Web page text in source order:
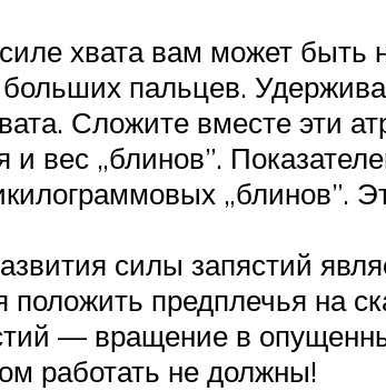
хвата вам может быть
пальцев.
Сложите вместе эти
вес „блинов”.
„блинов”.
силы запястий
положить предплечья на
— вращение в
работать не должны!